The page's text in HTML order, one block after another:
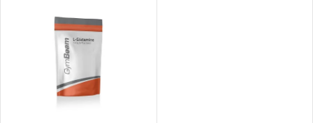
zatímco doporučená denní